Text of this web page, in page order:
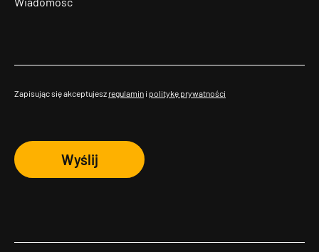
Zapisując się akceptujesz regulamin i politykę prywatności
Wyślij